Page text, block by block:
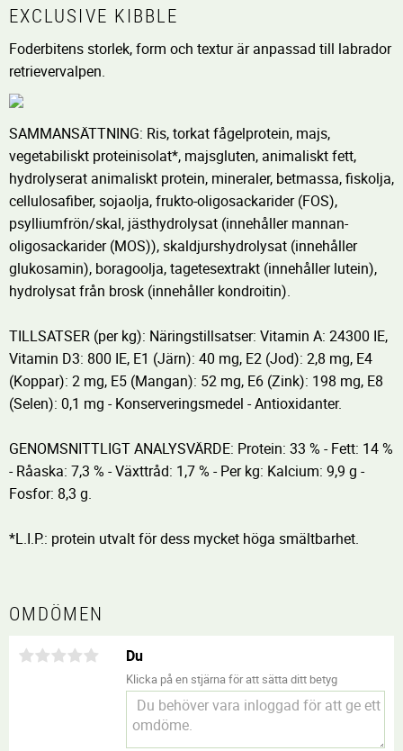
EXCLUSIVE KIBBLE
Foderbitens storlek, form och textur är anpassad till labrador
retrievervalpen.
SAMMANSÄTTNING: Ris, torkat fågelprotein, majs,
vegetabiliskt proteinisolat*, majsgluten, animaliskt fett,
hydrolyserat animaliskt protein, mineraler, betmassa, fiskolja,
cellulosafiber, sojaolja, frukto-oligosackarider (FOS),
psylliumfrön/skal, jästhydrolysat (innehåller mannan-
oligosackarider (MOS)), skaldjurshydrolysat (innehåller
glukosamin), boragoolja, tagetesextrakt (innehåller lutein),
hydrolysat från brosk (innehåller kondroitin).
TILLSATSER (per kg): Näringstillsatser: Vitamin A: 24300 IE,
Vitamin D3: 800 IE, E1 (Järn): 40 mg, E2 (Jod): 2,8 mg, E4
(Koppar): 2 mg, E5 (Mangan): 52 mg, E6 (Zink): 198 mg, E8
(Selen): 0,1 mg - Konserveringsmedel - Antioxidanter.
GENOMSNITTLIGT ANALYSVÄRDE: Protein: 33 % - Fett: 14 %
- Råaska: 7,3 % - Växttråd: 1,7 % - Per kg: Kalcium: 9,9 g -
Fosfor: 8,3 g.
*L.I.P.: protein utvalt för dess mycket höga smältbarhet.
OMDÖMEN
Du
Klicka på en stjärna för att sätta ditt betyg